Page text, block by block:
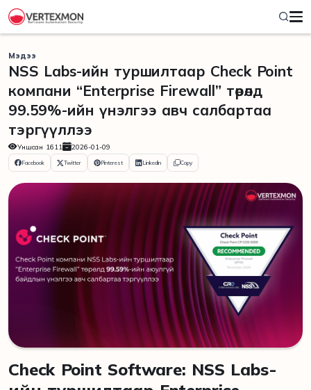
Мэдээ
NSS Labs-ийн туршилтаар Check Point
компани “Enterprise Firewall” төрөлд
99.59%-ийн үнэлгээ авч салбартаа
тэргүүллээ
Уншсан 1611 2026-01-09
Facebook Twitter Pinterest Linkedin Copy
Check Point Software: NSS Labs-